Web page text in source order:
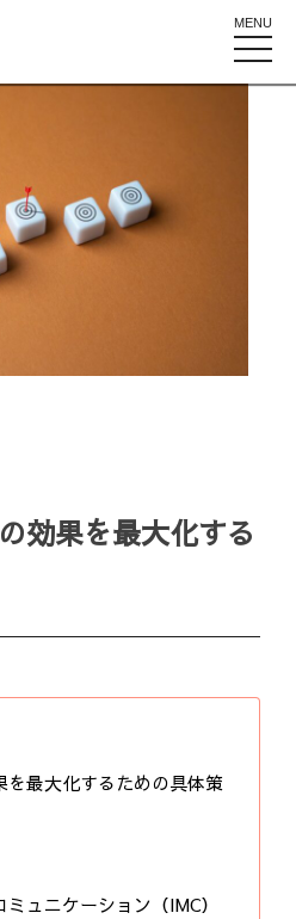
MENU
toggle
効果を最大化する
を最大化するための具体策
ュニケーション（IMC）